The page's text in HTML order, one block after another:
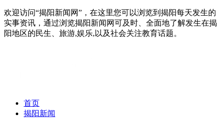
欢迎访问“揭阳新闻网”，在这里您可以浏览到揭阳每天发生的
实事资讯，通过浏览揭阳新闻网可及时、全面地了解发生在揭
阳地区的民生、旅游,娱乐,以及社会关注教育话题。
首页
揭阳新闻